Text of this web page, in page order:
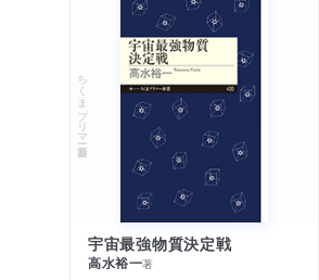
ちくまプリマー新書
宇宙最強物質決定戦
高水裕一著